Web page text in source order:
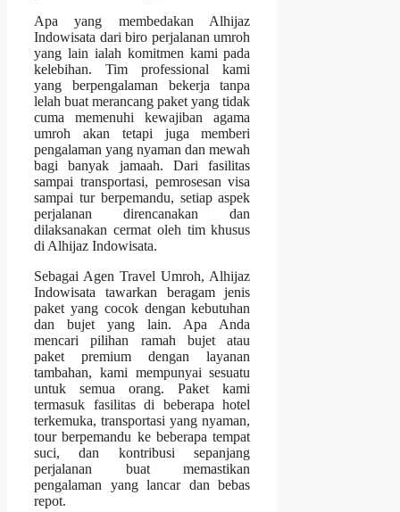
Apa yang membedakan Alhijaz
Indowisata dari biro perjalanan umroh
yang lain ialah komitmen kami pada
kelebihan. Tim professional kami
yang berpengalaman bekerja tanpa
lelah buat merancang paket yang tidak
cuma memenuhi kewajiban agama
umroh akan tetapi juga memberi
pengalaman yang nyaman dan mewah
bagi banyak jamaah. Dari fasilitas
sampai transportasi, pemrosesan visa
sampai tur berpemandu, setiap aspek
perjalanan direncanakan dan
dilaksanakan cermat oleh tim khusus
di Alhijaz Indowisata.
Sebagai Agen Travel Umroh, Alhijaz
Indowisata tawarkan beragam jenis
paket yang cocok dengan kebutuhan
dan bujet yang lain. Apa Anda
mencari pilihan ramah bujet atau
paket premium dengan layanan
tambahan, kami mempunyai sesuatu
untuk semua orang. Paket kami
termasuk fasilitas di beberapa hotel
terkemuka, transportasi yang nyaman,
tour berpemandu ke beberapa tempat
suci, dan kontribusi sepanjang
perjalanan buat memastikan
pengalaman yang lancar dan bebas
repot.